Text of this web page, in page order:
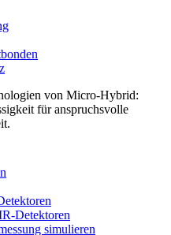
von Micro-Hybrid:
für anspruchsvolle
Detektoren
simulieren